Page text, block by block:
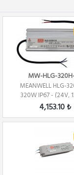
MW-HLG-
MEANWELL HLG-
320W IP67 - (24V,
Outdoor
4,153.10 ₺